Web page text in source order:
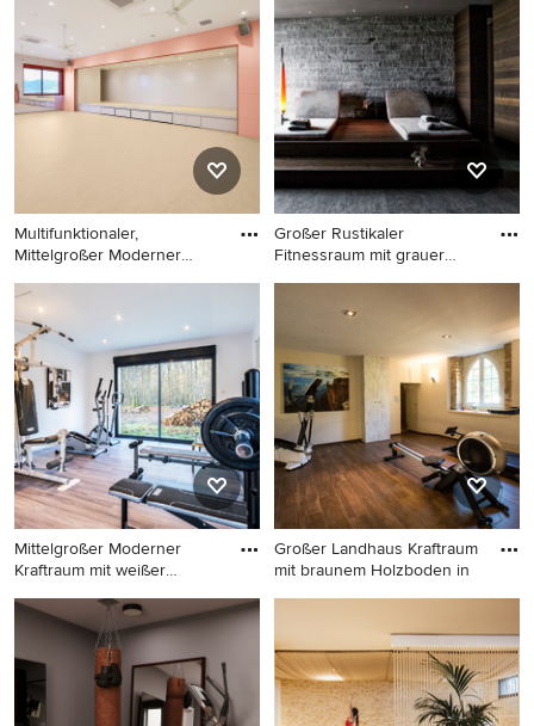
grauer Wandfarbe und
grauem Boden in Barcelona
Multifunktionaler,
Mittelgroßer Moderner
Multifunktionaler,
Mittelgroßer Moderner
Fitnessraum mit beigem
Boden in Osaka
Großer Rustikaler
Fitnessraum mit grauer
Großer Rustikaler
Fitnessraum mit grauer
Wandfarbe in München
Mittelgroßer Moderner
Kraftraum mit weißer
Mittelgroßer Moderner
Kraftraum mit weißer
Wandfarbe und hellem
Holzboden in Le Havre
Großer Landhaus Kraftraum
mit braunem Holzboden in
Großer Landhaus Kraftraum
mit braunem Holzboden in
Bordeaux